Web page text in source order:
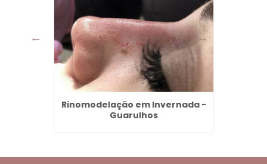
Rinomodelação em Invernada -
Guarulhos